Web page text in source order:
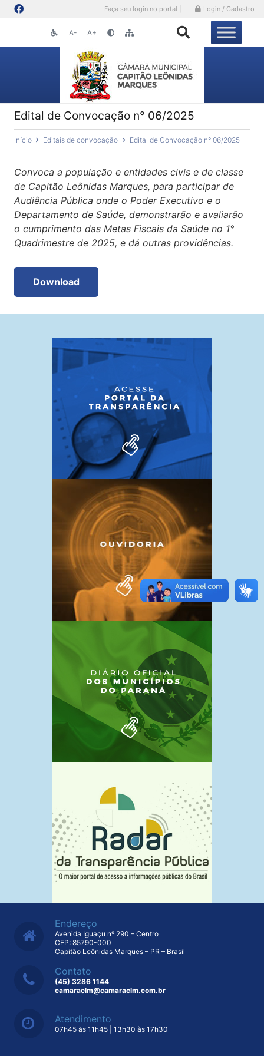
Faça seu login no portal | Login / Cadastro
A- A+
Edital de Convocação n° 06/2025
Início Editais de convocação Edital de Convocação n° 06/2025
Convoca a população e entidades civis e de classe
de Capitão Leônidas Marques, para participar de
Audiência Pública onde o Poder Executivo e o
Departamento de Saúde, demonstrarão e avaliarão
o cumprimento das Metas Fiscais da Saúde no 1°
Quadrimestre de 2025, e dá outras providências.
Download
Endereço
Avenida Iguaçu nº 290 – Centro
CEP: 85790-000
Capitão Leônidas Marques – PR – Brasil
Contato
(45) 3286 1144
camaraclm@camaraclm.com.br
Atendimento
07h45 às 11h45 | 13h30 às 17h30